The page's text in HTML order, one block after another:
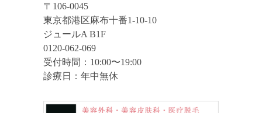
〒106-0045
東京都港区麻布十番1-10-10
ジュールA B1F
0120-062-069
受付時間：10:00〜19:00
診療日：年中無休